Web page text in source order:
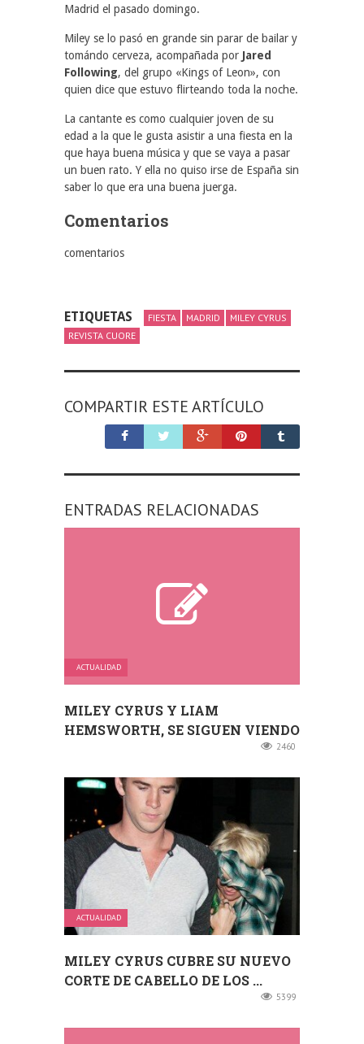
Madrid el pasado domingo.
Miley se lo pasó en grande sin parar de bailar y
tomándo cerveza, acompañada por Jared
Following, del grupo «Kings of Leon», con
quien dice que estuvo flirteando toda la noche.
La cantante es como cualquier joven de su
edad a la que le gusta asistir a una fiesta en la
que haya buena música y que se vaya a pasar
un buen rato. Y ella no quiso irse de España sin
saber lo que era una buena juerga.
Comentarios
comentarios
ETIQUETAS FIESTA MADRID
MILEY CYRUS
REVISTA CUORE
COMPARTIR ESTE ARTÍCULO
ENTRADAS RELACIONADAS
ACTUALIDAD
MILEY CYRUS Y LIAM
HEMSWORTH, SE SIGUEN VIENDO
2460
ACTUALIDAD
MILEY CYRUS CUBRE SU NUEVO
CORTE DE CABELLO DE LOS ...
5399